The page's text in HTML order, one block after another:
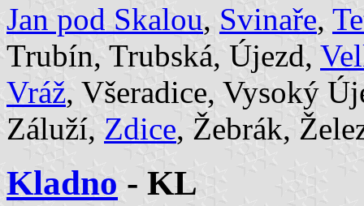
Jan pod Skalou, Svinaře,
Trubín, Trubská, Újezd,
Vráž, Všeradice, Vysoký
Záluží, Zdice, Žebrák,
Kladno - KL